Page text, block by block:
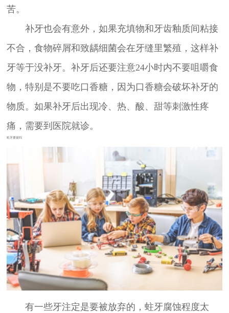
苦。
补牙也会有意外，如果充填物和牙齿釉质间粘接
不合，食物碎屑和致龋细菌会在牙缝里繁殖，这样补
牙等于没补牙。补牙后还要注意24小时内不要咀嚼食
物，特别是不要吃口香糖，因为口香糖会破坏补牙的
物质。如果补牙后出现冷、热、酸、甜等刺激性疼
痛，需要到医院就诊。
蛀牙要拔吗
有一些牙注定是要被放弃的，蛀牙腐蚀程度太